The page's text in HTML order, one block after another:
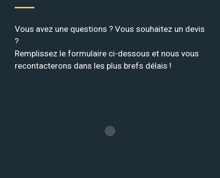
Vous avez une questions ? Vous souhaitez un devis
?
Remplissez le formulaire ci-dessous et nous vous
recontacterons dans les plus brefs délais !